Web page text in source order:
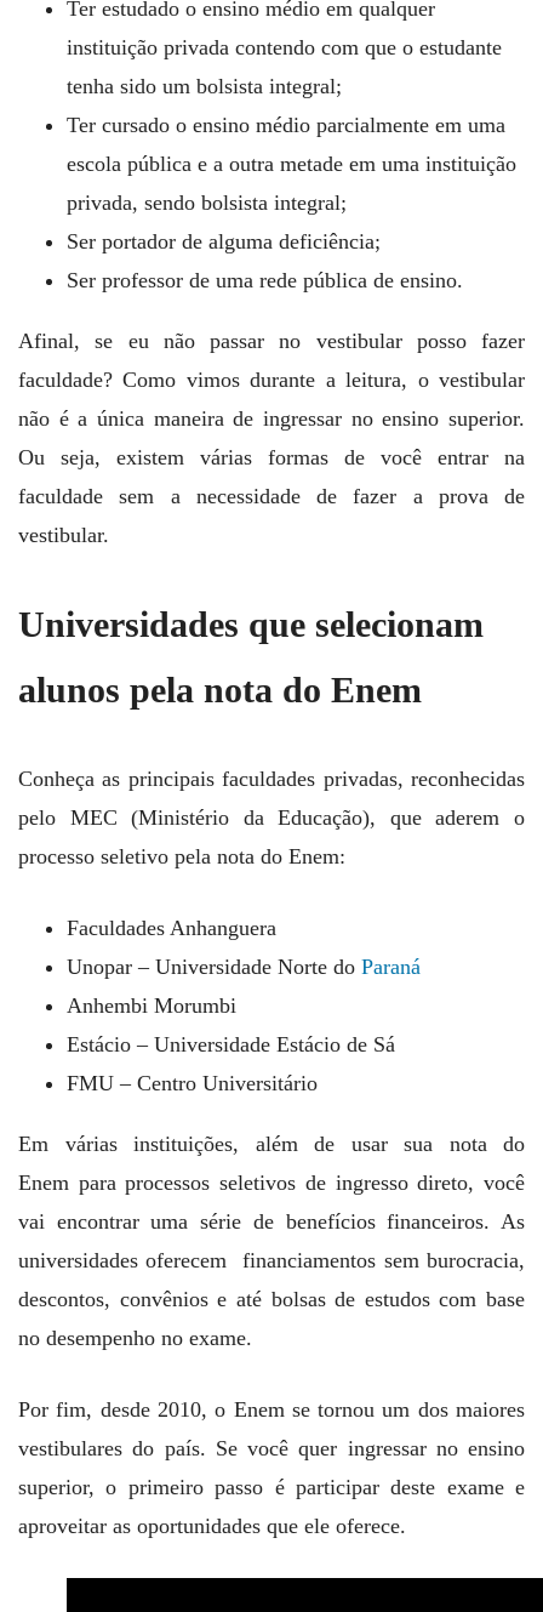
Ter estudado o ensino médio em qualquer
instituição privada contendo com que o estudante
tenha sido um bolsista integral;
Ter cursado o ensino médio parcialmente em uma
escola pública e a outra metade em uma instituição
privada, sendo bolsista integral;
Ser portador de alguma deficiência;
Ser professor de uma rede pública de ensino.
Afinal, se eu não passar no vestibular posso fazer
faculdade? Como vimos durante a leitura, o vestibular
não é a única maneira de ingressar no ensino superior.
Ou seja, existem várias formas de você entrar na
faculdade sem a necessidade de fazer a prova de
vestibular.
Universidades que selecionam
alunos pela nota do Enem
Conheça as principais faculdades privadas, reconhecidas
pelo MEC (Ministério da Educação), que aderem o
processo seletivo pela nota do Enem:
Faculdades Anhanguera
Unopar – Universidade Norte do Paraná
Anhembi Morumbi
Estácio – Universidade Estácio de Sá
FMU – Centro Universitário
Em várias instituições, além de usar sua nota do
Enem para processos seletivos de ingresso direto, você
vai encontrar uma série de benefícios financeiros. As
universidades oferecem financiamentos sem burocracia,
descontos, convênios e até bolsas de estudos com base
no desempenho no exame.
Por fim, desde 2010, o Enem se tornou um dos maiores
vestibulares do país. Se você quer ingressar no ensino
superior, o primeiro passo é participar deste exame e
aproveitar as oportunidades que ele oferece.